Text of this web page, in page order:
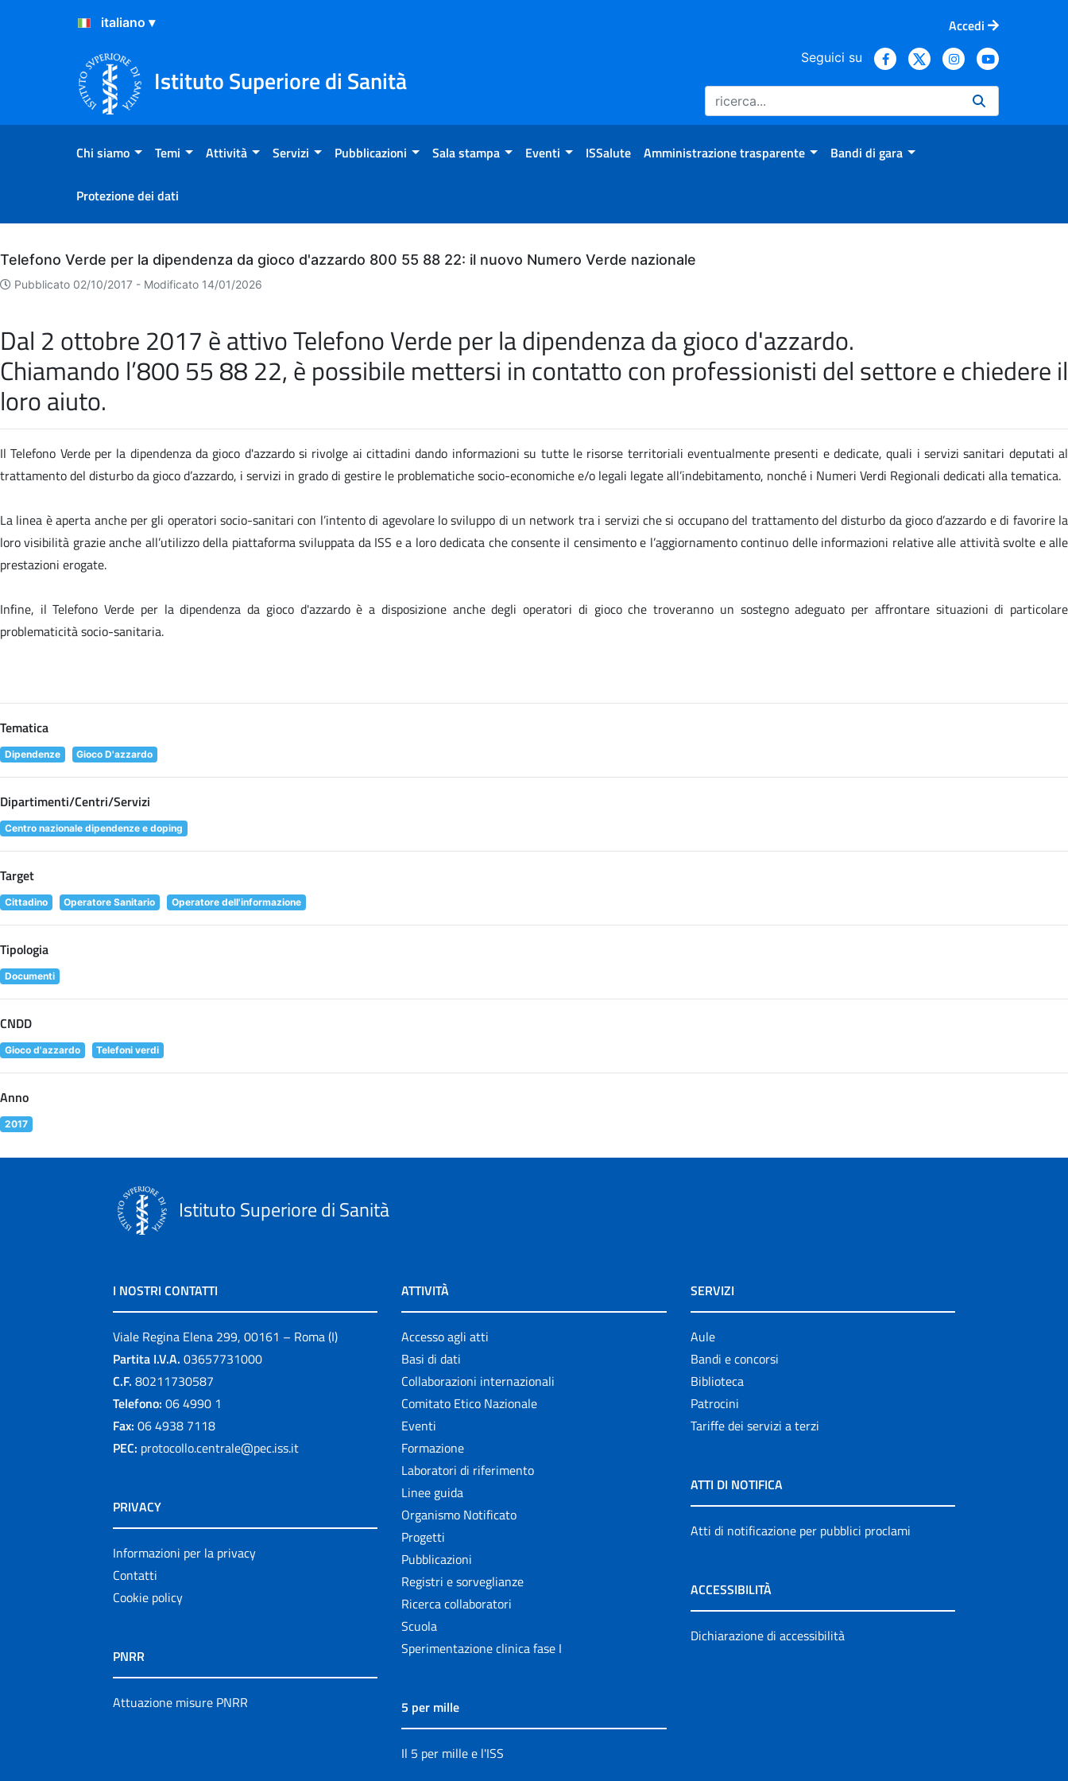
Salta al Contenuto
Salta al Footer
Accedi
Istituto Superiore di Sanità
Seguici su
Chi siamo Temi Attività Servizi Pubblicazioni Sala stampa Eventi ISSalute Amministrazione trasparente Bandi di gara
Protezione dei dati
Archivio
Telefono Verde per la dipendenza da gioco d'azzardo 800 55 88 22: il nuovo Numero Verde nazionale
Pubblicato 02/10/2017 - Modificato 14/01/2026
Dal 2 ottobre 2017 è attivo Telefono Verde per la dipendenza da gioco d'azzardo.
Chiamando l’800 55 88 22, è possibile mettersi in contatto con professionisti del settore e chiedere il
loro aiuto.
Il Telefono Verde per la dipendenza da gioco d'azzardo si rivolge ai cittadini dando informazioni su tutte le risorse territoriali eventualmente presenti e dedicate, quali i servizi sanitari deputati al
trattamento del disturbo da gioco d’azzardo, i servizi in grado di gestire le problematiche socio-economiche e/o legali legate all’indebitamento, nonché i Numeri Verdi Regionali dedicati alla tematica.
La linea è aperta anche per gli operatori socio-sanitari con l’intento di agevolare lo sviluppo di un network tra i servizi che si occupano del trattamento del disturbo da gioco d’azzardo e di favorire la
loro visibilità grazie anche all’utilizzo della piattaforma sviluppata da ISS e a loro dedicata che consente il censimento e l’aggiornamento continuo delle informazioni relative alle attività svolte e alle
prestazioni erogate.
Infine, il Telefono Verde per la dipendenza da gioco d'azzardo è a disposizione anche degli operatori di gioco che troveranno un sostegno adeguato per affrontare situazioni di particolare
problematicità socio-sanitaria.
Tematica
Dipendenze Gioco D'azzardo
Dipartimenti/Centri/Servizi
Centro nazionale dipendenze e doping
Target
Cittadino Operatore Sanitario Operatore dell'informazione
Tipologia
Documenti
CNDD
Gioco d'azzardo Telefoni verdi
Anno
2017
Istituto Superiore di Sanità
I NOSTRI CONTATTI
Viale Regina Elena 299, 00161 – Roma (I)
Partita I.V.A. 03657731000
C.F. 80211730587
Telefono: 06 4990 1
Fax: 06 4938 7118
PEC: protocollo.centrale@pec.iss.it
PRIVACY
Informazioni per la privacy
Contatti
Cookie policy
PNRR
Attuazione misure PNRR
ATTIVITÀ
Accesso agli atti
Basi di dati
Collaborazioni internazionali
Comitato Etico Nazionale
Eventi
Formazione
Laboratori di riferimento
Linee guida
Organismo Notificato
Progetti
Pubblicazioni
Registri e sorveglianze
Ricerca collaboratori
Scuola
Sperimentazione clinica fase I
5 per mille
Il 5 per mille e l'ISS
SERVIZI
Aule
Bandi e concorsi
Biblioteca
Patrocini
Tariffe dei servizi a terzi
ATTI DI NOTIFICA
Atti di notificazione per pubblici proclami
ACCESSIBILITÀ
Dichiarazione di accessibilità